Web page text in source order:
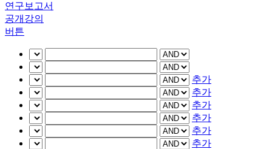
연구보고서
공개강의
버튼
추가
추가
추가
추가
추가
추가